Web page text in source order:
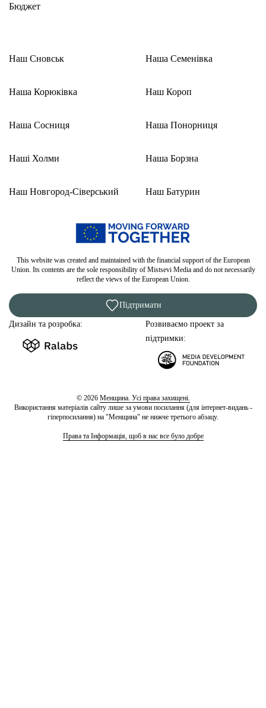
Бюджет
Наш Сновськ
Наша Корюківка
Наша Сосниця
Наші Холми
Наш Новгород-Сіверський
Наша Семенівка
Наш Короп
Наша Понорниця
Наша Борзна
Наш Батурин
This website was created and maintained with the financial support of the European
Union. Its contents are the sole responsibility of Mistsevi Media and do not necessarily
reflect the views of the European Union.
Підтримати
Дизайн та розробка:
Розвиваємо проект за
підтримки:
© 2026 Менщина. Усі права захищені.
Використання матеріалів сайту лише за умови посилання (для інтернет-видань -
гіперпосилання) на "Менщина" не нижче третього абзацу.
Права та Інформація, щоб в нас все було добре